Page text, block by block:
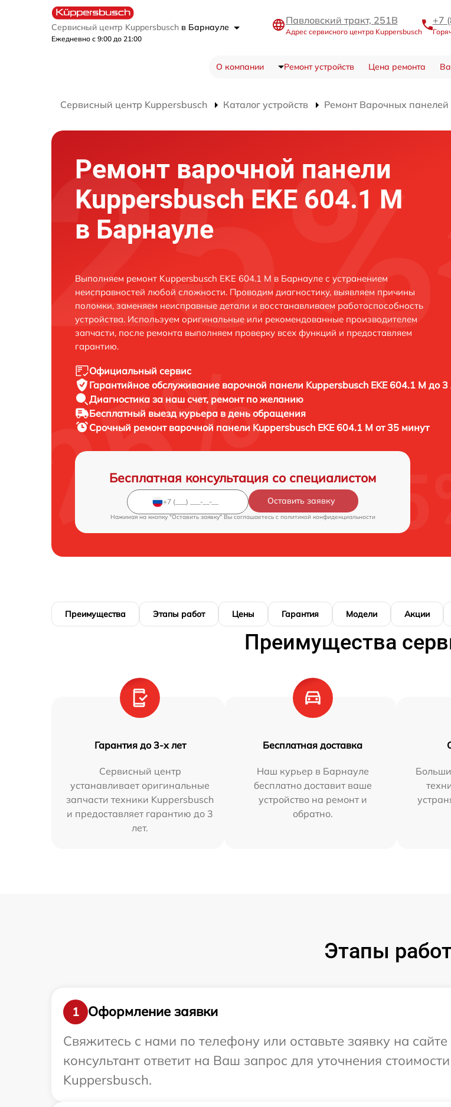
Сервисный центр Kuppersbusch в Барнауле
Ежедневно с 9:00 до 21:00
Павловский тракт, 251В
Адрес сервисного центра Kuppersbusch
+7
О компании Ремонт устройств Цена ремонта
Сервисный центр Kuppersbusch Каталог устройств Ремонт Варочных панелей
Ремонт варочной панели
Kuppersbusch EKE 604.1 M
в Барнауле
Выполняем ремонт Kuppersbusch EKE 604.1 M в Барнауле с устранением
неисправностей любой сложности. Проводим диагностику, выявляем причины
поломки, заменяем неисправные детали и восстанавливаем работоспособность
устройства. Используем оригинальные или рекомендованные производителем
запчасти, после ремонта выполняем проверку всех функций и предоставляем
гарантию.
Официальный сервис
Гарантийное обслуживание варочной панели Kuppersbusch EKE 604.1 M до 3
Диагностика за наш счет, ремонт по желанию
Бесплатный выезд курьера в день обращения
Срочный ремонт варочной панели Kuppersbusch EKE 604.1 M от 35 минут
Бесплатная консультация со специалистом
Оставить заявку
Нажимая на кнопку "Оставить заявку" Вы соглашаетесь c политикой конфиденциальности
Преимущества Этапы работ Цены Гарантия Модели Акции
Преимущества
Гарантия до 3-х лет
Сервисный центр
устанавливает оригинальные
запчасти техники Kuppersbusch
и предоставляет гарантию до 3
лет.
Бесплатная доставка
Наш курьер в Барнауле
бесплатно доставит ваше
устройство на ремонт и
обратно.
Этапы
1
Оформление заявки
Свяжитесь с нами по телефону или оставьте заявку на
консультант ответит на Ваш запрос для уточнения
Kuppersbusch.